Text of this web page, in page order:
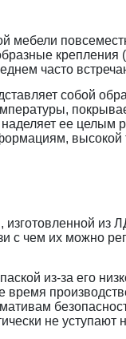
мебели
часто
собой
ее целым
из
с чем их можно
из-за его
не уступают